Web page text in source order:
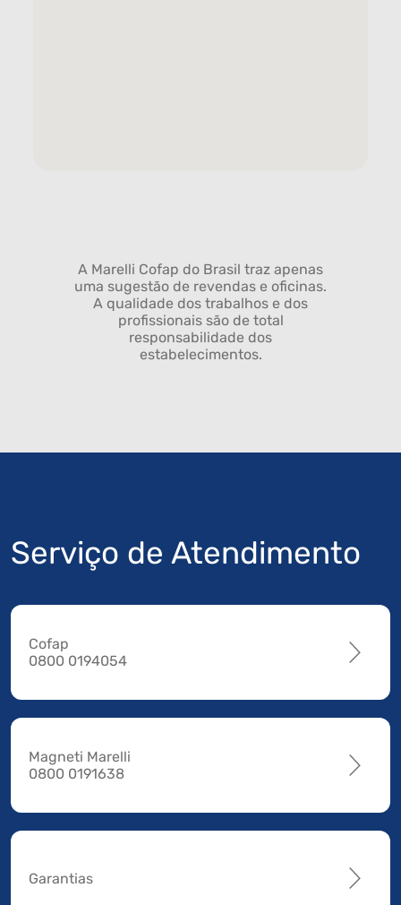
A Marelli Cofap do Brasil traz apenas
uma sugestão de revendas e oficinas.
A qualidade dos trabalhos e dos
profissionais são de total
responsabilidade dos
estabelecimentos.
Serviço de Atendimento
Cofap
0800 0194054
Magneti Marelli
0800 0191638
Garantias